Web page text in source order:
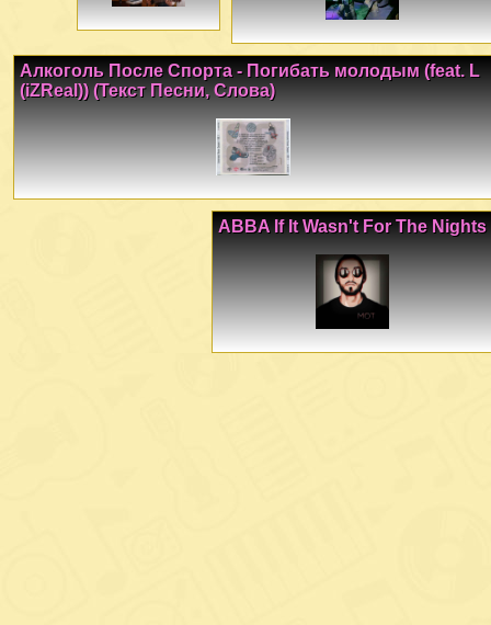
Алкоголь После Спорта - Погибать молодым (feat. L
(iZReal)) (Текст Песни, Слова)
ABBA If It Wasn't For The Nights